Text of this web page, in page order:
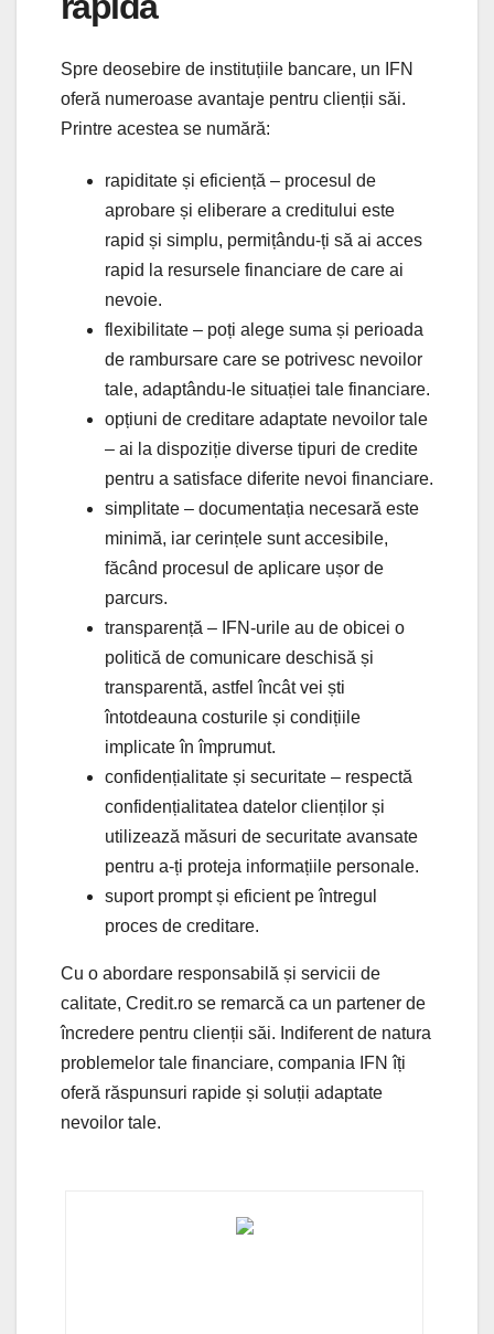
Spre deosebire de instituțiile bancare, un IFN
oferă numeroase avantaje pentru clienții săi.
Printre acestea se numără:
rapiditate și eficiență – procesul de
aprobare și eliberare a creditului este
rapid și simplu, permițându-ți să ai acces
rapid la resursele financiare de care ai
nevoie.
flexibilitate – poți alege suma și perioada
de rambursare care se potrivesc nevoilor
tale, adaptându-le situației tale financiare.
opțiuni de creditare adaptate nevoilor tale
– ai la dispoziție diverse tipuri de credite
pentru a satisface diferite nevoi financiare.
simplitate – documentația necesară este
minimă, iar cerințele sunt accesibile,
făcând procesul de aplicare ușor de
parcurs.
transparență – IFN-urile au de obicei o
politică de comunicare deschisă și
transparentă, astfel încât vei ști
întotdeauna costurile și condițiile
implicate în împrumut.
confidențialitate și securitate – respectă
confidențialitatea datelor clienților și
utilizează măsuri de securitate avansate
pentru a-ți proteja informațiile personale.
suport prompt și eficient pe întregul
proces de creditare.
Cu o abordare responsabilă și servicii de
calitate, Credit.ro se remarcă ca un partener de
încredere pentru clienții săi. Indiferent de natura
problemelor tale financiare, compania IFN îți
oferă răspunsuri rapide și soluții adaptate
nevoilor tale.